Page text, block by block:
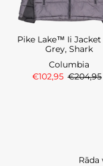
Pike Lake™ Ii
Grey, Shark
Columbia
€102,95 €204,95
Rāda